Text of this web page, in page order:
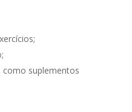
como suplementos